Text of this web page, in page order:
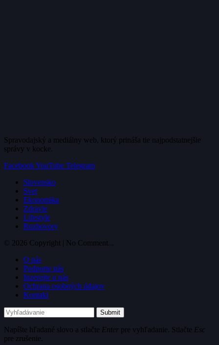
Spravodajský a mediálny web, ktorý prináša tie najpodstatnejšie
správy v kocke.
FacebookYouTube Telegram
Slovensko
Svet
Ekonomika
Zdravie
Lifestyle
Rozhovory
© 2026 Copyright | No Comment...
O nás
Podporte nás
Inzerujte u nás
Ochrana osobných údajov
Kontakt
Submit
Napíšte hľadané slovo a stlačte Enter pre vyhľadanie. Stlačte Esc
pre zrušenie.